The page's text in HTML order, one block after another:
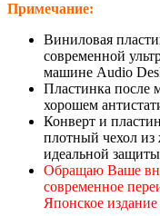
Примечание:
Виниловая
современной
машине Audio
Пластинка после
хорошем
Конверт и
плотный чехол из
идеальной
Обращаю Ваше
современное
Японское